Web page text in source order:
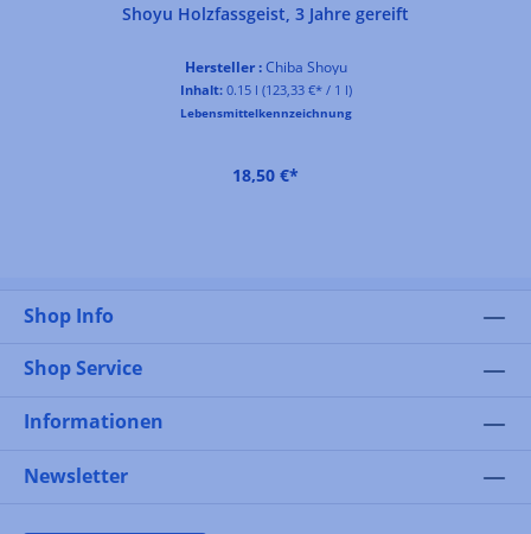
Shoyu Holzfassgeist, 3 Jahre gereift
Hersteller :Chiba Shoyu
Inhalt: 0.15 l (123,33 €* / 1 l)
Lebensmittelkennzeichnung
18,50 €*
Shop Info
Shop Service
Informationen
Newsletter